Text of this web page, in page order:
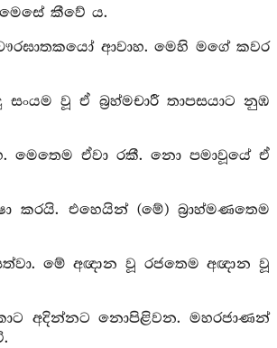
මෙසේ කීවේ ය.
ආවාහ. මෙහි මගේ කවර
වූ ඒ බ්‍රහ්මචාරී තාපසයාට නුඹ
මෙතෙම ඒවා රකී. නො පමාවූයේ ඒ
කරයි. එහෙයින් (මේ) බ්‍රාහ්මණතෙම
මේ අඥාන වූ රජතෙම අඥාන වූ
අදින්නට නොපිළිවන. මහරජාණන්